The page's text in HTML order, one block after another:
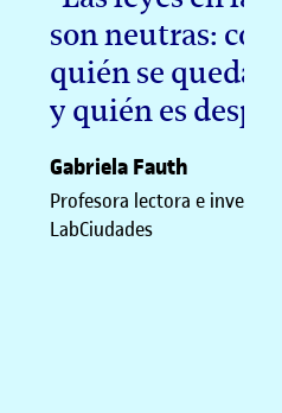
son neutras:
quién se queda
y quién es
Gabriela Fauth
Profesora lectora e
LabCiudades